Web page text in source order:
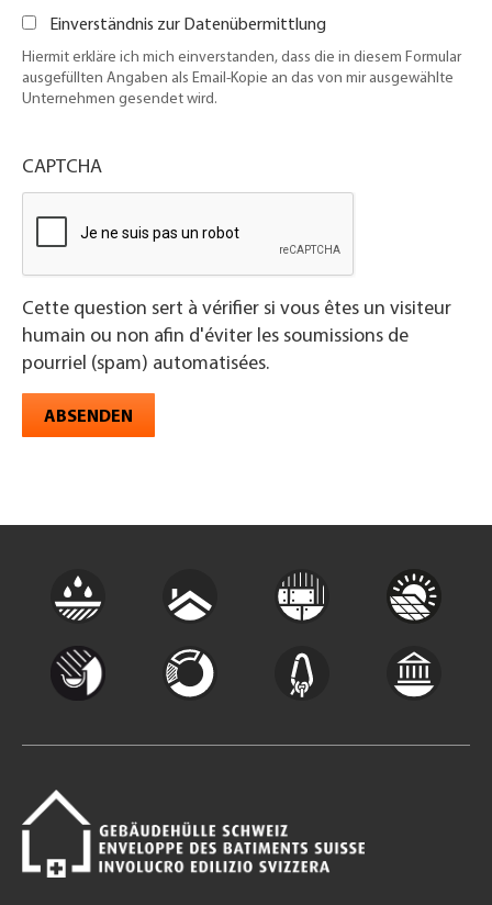
Einverständnis zur Datenübermittlung
Hiermit erkläre ich mich einverstanden, dass die in diesem Formular
ausgefüllten Angaben als Email-Kopie an das von mir ausgewählte
Unternehmen gesendet wird.
CAPTCHA
Cette question sert à vérifier si vous êtes un visiteur
humain ou non afin d'éviter les soumissions de
pourriel (spam) automatisées.
ABSENDEN